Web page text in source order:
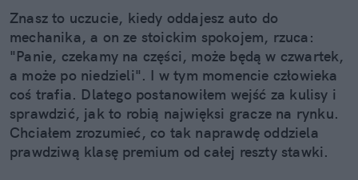
Znasz to uczucie, kiedy oddajesz auto do
mechanika, a on ze stoickim spokojem, rzuca:
"Panie, czekamy na części, może będą w czwartek,
a może po niedzieli". I w tym momencie człowieka
coś trafia. Dlatego postanowiłem wejść za kulisy i
sprawdzić, jak to robią najwięksi gracze na rynku.
Chciałem zrozumieć, co tak naprawdę oddziela
prawdziwą klasę premium od całej reszty stawki.